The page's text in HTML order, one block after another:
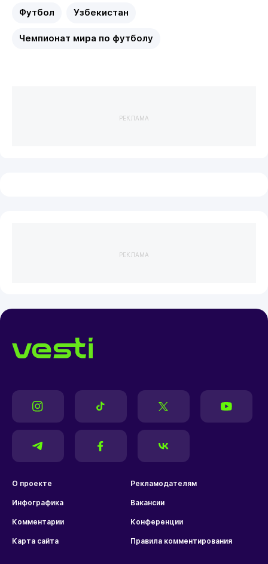
Футбол Узбекистан
Чемпионат мира по футболу
РЕКЛАМА
РЕКЛАМА
О проекте Рекламодателям
Инфографика Вакансии
Комментарии Конференции
Карта сайта Правила комментирования